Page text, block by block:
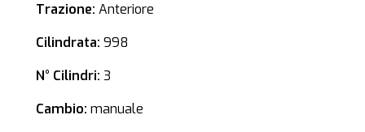
Trazione: Anteriore
Cilindrata: 998
N° Cilindri: 3
Cambio: manuale